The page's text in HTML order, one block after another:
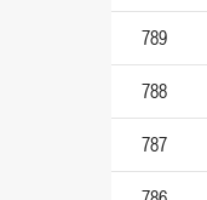
789
788
787